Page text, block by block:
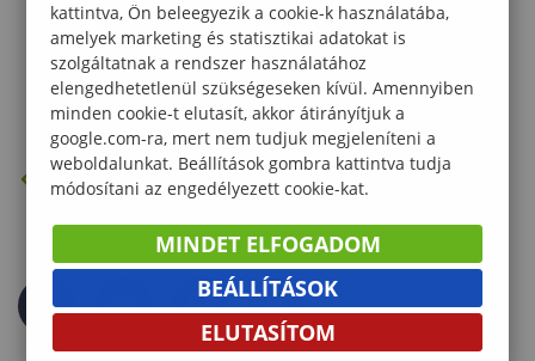
vadgazdálkodással foglalkozó szakembere
belépő a doktori (PhD) képzésekre
VISSZA AZ ELŐZŐ OLDALRA
kattintva, Ön beleegyezik a cookie-k használatába,
amelyek marketing és statisztikai adatokat is
szolgáltatnak a rendszer használatához
elengedhetetlenül szükségeseken kívül. Amennyiben
minden cookie-t elutasít, akkor átirányítjuk a
google.com-ra, mert nem tudjuk megjeleníteni a
weboldalunkat. Beállítások gombra kattintva tudja
módosítani az engedélyezett cookie-kat.
MINDET ELFOGADOM
BEÁLLÍTÁSOK
ELUTASÍTOM